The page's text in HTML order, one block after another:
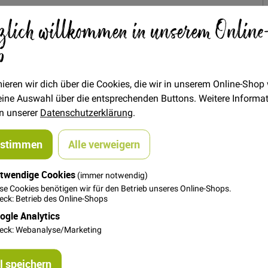
willkommen in unserem
wir dich über die Cookies, die wir in unserem Online-Shop
Auswahl über die entsprechenden Buttons. Weitere
unsererDatenschutzerklärung.
Alle verweigern
Cookies (immer notwendig)
Cookies benötigen wir für den Betrieb unseres Online-Shops.
Betrieb des Online-Shops
Analytics
Webanalyse/Marketing
speichern
0,25 €
einen sehr niedlichen Effekt. Ob auf Strickjacken, T-Shirts,
immer sein Plätzchen.
cm
Stichen aufnähen.